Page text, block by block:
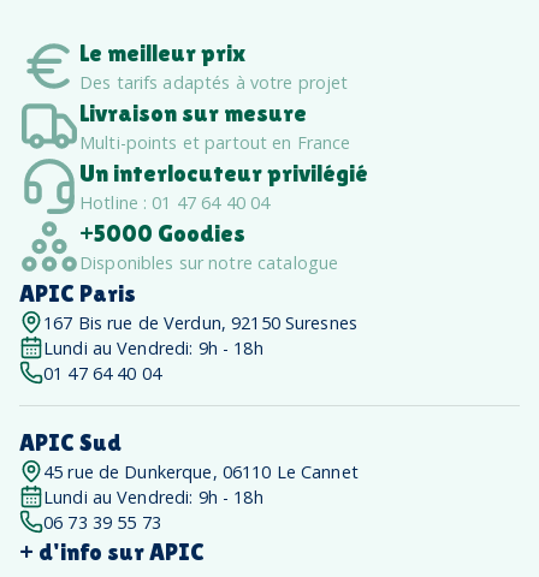
Le meilleur prix
Des tarifs adaptés à votre projet
Livraison sur mesure
Multi-points et partout en France
Un interlocuteur privilégié
Hotline : 01 47 64 40 04
+5000 Goodies
Disponibles sur notre catalogue
APIC Paris
167 Bis rue de Verdun, 92150 Suresnes
Lundi au Vendredi: 9h - 18h
01 47 64 40 04
APIC Sud
45 rue de Dunkerque, 06110 Le Cannet
Lundi au Vendredi: 9h - 18h
06 73 39 55 73
+ d'info sur APIC